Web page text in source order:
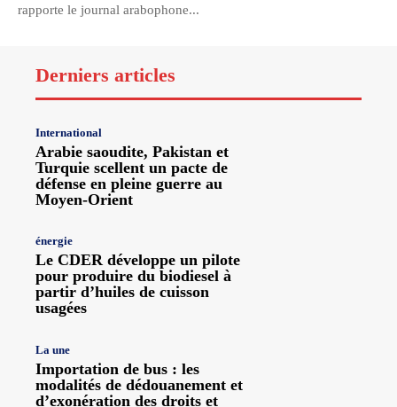
rapporte le journal arabophone...
Derniers articles
International
Arabie saoudite, Pakistan et
Turquie scellent un pacte de
défense en pleine guerre au
Moyen-Orient
énergie
Le CDER développe un pilote
pour produire du biodiesel à
partir d’huiles de cuisson
usagées
La une
Importation de bus : les
modalités de dédouanement et
d’exonération des droits et